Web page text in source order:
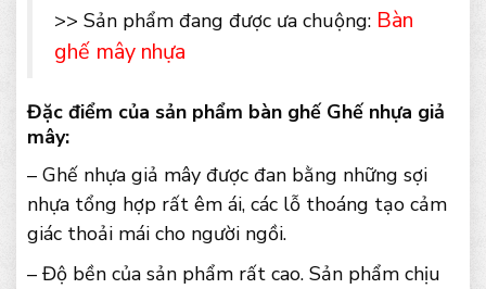
>> Sản phẩm đang được ưa chuộng: Bàn
ghế mây nhựa
Đặc điểm của sản phẩm bàn ghế Ghế nhựa giả
mây:
– Ghế nhựa giả mây được đan bằng những sợi
nhựa tổng hợp rất êm ái, các lỗ thoáng tạo cảm
giác thoải mái cho người ngồi.
– Độ bền của sản phẩm rất cao. Sản phẩm chịu